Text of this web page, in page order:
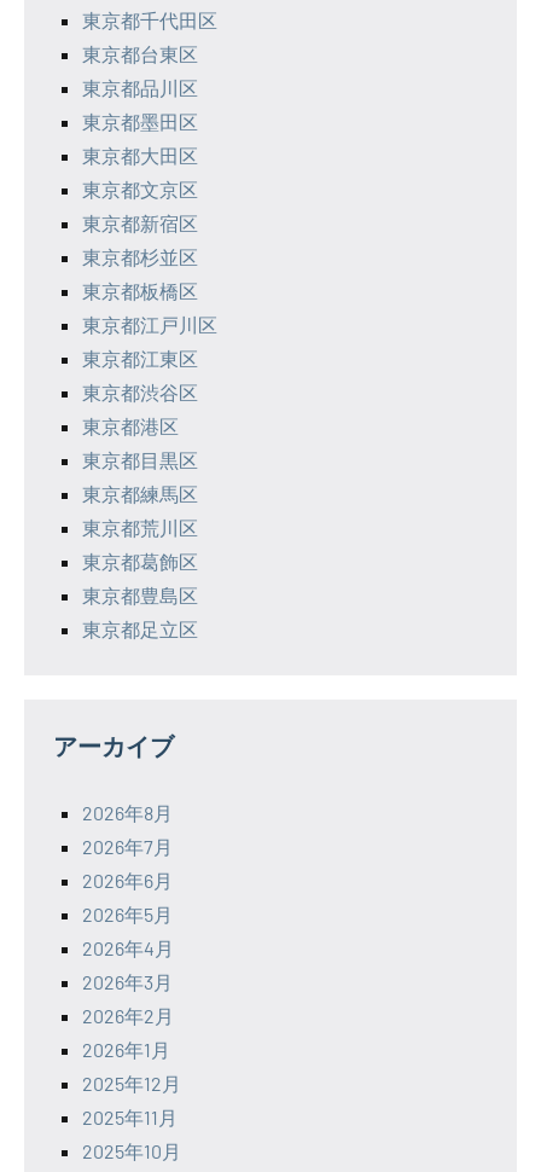
東京都千代田区
東京都台東区
東京都品川区
東京都墨田区
東京都大田区
東京都文京区
東京都新宿区
東京都杉並区
東京都板橋区
東京都江戸川区
東京都江東区
東京都渋谷区
東京都港区
東京都目黒区
東京都練馬区
東京都荒川区
東京都葛飾区
東京都豊島区
東京都足立区
アーカイブ
2026年8月
2026年7月
2026年6月
2026年5月
2026年4月
2026年3月
2026年2月
2026年1月
2025年12月
2025年11月
2025年10月